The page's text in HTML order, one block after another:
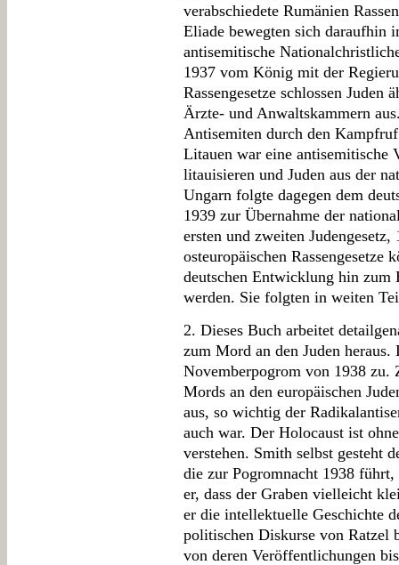
verabschiedete Rumänien
Eliade bewegten sich daraufhin
antisemitische
1937 vom König mit der
Rassengesetze schlossen
Ärzte- und Anwaltskammern
Antisemiten durch den
Litauen war eine antisemitische
litauisieren und Juden aus der
Ungarn folgte dagegen dem
1939 zur Übernahme der
ersten und zweiten
osteuropäischen
deutschen Entwicklung hin zum
werden. Sie folgten in weiten
2. Dieses Buch arbeitet
zum Mord an den Juden
Novemberpogrom von 1938 zu.
Mords an den europäischen
aus, so wichtig der
auch war. Der Holocaust ist
verstehen. Smith selbst gesteht
die zur Pogromnacht 1938
er, dass der Graben vielleicht
er die intellektuelle Geschichte
politischen Diskurse von Ratzel
von deren Veröffentlichungen